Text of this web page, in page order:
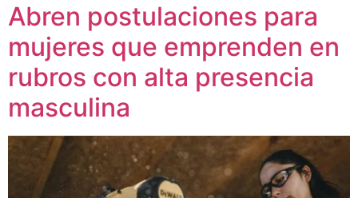
Abren postulaciones para
mujeres que emprenden en
rubros con alta presencia
masculina